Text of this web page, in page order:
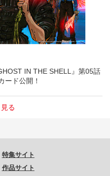
IN THE SHELL』第05話
ード公開！
る
特集サイト
作品サイト